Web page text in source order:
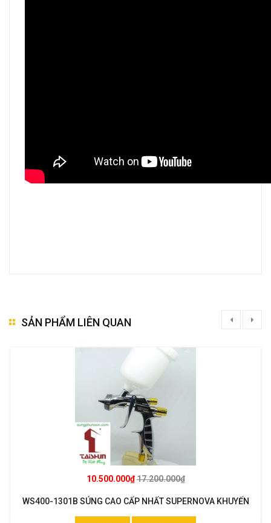
SẢN PHẨM LIÊN QUAN
10.500.000₫17.200.000₫
WS400-1301B SÚNG CAO CẤP NHẤT SUPERNOVA KHUYẾN